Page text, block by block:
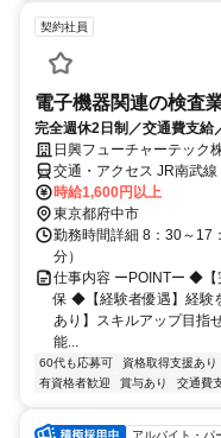
契約社員
電子機器関連の検査
完全週休2日制／交通費支給
日興フューチャーテック
交通・アクセス JR南武
時給1,600円以上
東京都府中市
勤務時間詳細 8：30～17
分）
仕事内容 ーPOINTー ◆【
保 ◆【経験者優遇】経験
あり】スキルアップ目指
能...
60代も応募可 資格取得支援あり
有資格者歓迎
賞与あり 交通費
アルバイト・パ